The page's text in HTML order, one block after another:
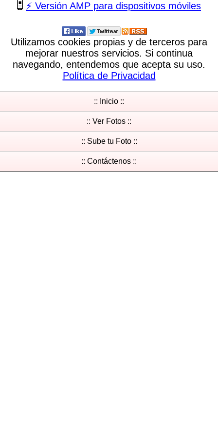
⚡ Versión AMP para dispositivos móviles
Utilizamos cookies propias y de terceros para
mejorar nuestros servicios. Si continua
navegando, entendemos que acepta su uso.
Política de Privacidad
:: Inicio ::
:: Ver Fotos ::
:: Sube tu Foto ::
:: Contáctenos ::